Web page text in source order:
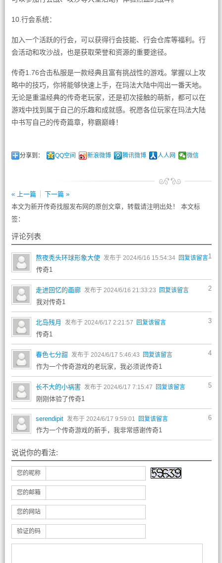
10.行会系统：
加入一个活跃的行会，可以获得行会技能、行会仓库等福利。行
会活动和攻沙战，也是获取荣誉和资源的重要途径。
传奇1.76合击私服是一款经典且富有挑战性的游戏。掌握以上攻
略中的技巧，你将能够快速上手，在玛法大陆中闯出一番天地。
无论是重温经典的传奇老玩家，还是初次接触的萌新，都可以在
游戏中找到属于自己的乐趣和成就感。祝愿各位玩家在玛法大陆
中书写自己的传奇篇章，称霸巅峰！
分享到： QQ空间 新浪微博 腾讯微博 人人网 微信
« 上一篇
下一篇 »
本文为新开传奇找服发布网的原创文章，转载请注明出处！ 本文标
签：
评论列表
1
熬夜秃头环球形象大使 发布于 2024/6/16 15:54:34 回复该留言
传奇1
2
走进回忆的画廊 发布于 2024/6/16 21:33:23 回复该留言
我对传奇1
3
北岛残月 发布于 2024/6/17 2:21:57 回复该留言
传奇1
4
春色七分甜 发布于 2024/6/17 5:46:43 回复该留言
作为一个传奇游戏的老玩家，我必须说传奇1
5
长不大的小祸害 发布于 2024/6/17 7:15:47 回复该留言
刚刚体验了传奇1
6
serendipit 发布于 2024/6/17 9:59:01 回复该留言
作为一个传奇游戏的新手，我非常感谢传奇1
说说你的看法:
您的昵称
您的邮箱
您的网站
验证的码